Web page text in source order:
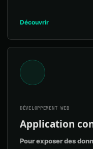
Découvrir
DÉVELOPPEMENT WEB
Application
Pour exposer des